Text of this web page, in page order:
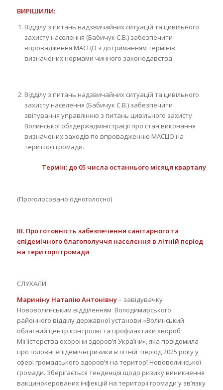
ВИРІШИЛИ:
Відділу з питань надзвичайних ситуацій та цивільного
захисту населення (Бабичук С.В.) забезпечити
впровадження МАСЦО з дотриманням термінів
визначених нормами чинного законодавства.
Відділу з питань надзвичайних ситуацій та цивільного
захисту населення (Бабичук С.В.) забезпечити
звітування управлінню з питань цивільного захисту
Волинської облдержадміністрації про стан виконання
визначених заходів по впровадженню МАСЦО на
території громади.
Термін: до 05 числа останнього місяця кварталу
(Проголосовано одноголосно)
III. Про готовність забезпечення санітарного та
епідемічного благополуччя населення в літній період
на території громади
CЛУХАЛИ:
Мариніну Наталію Антонівну– завідувачку
Нововолинським відділенням Володимирського
районного відділу державної установи «Волинський
обласний центр контролю та профілактики хвороб
Міністерства охорони здоров’я України», яка повідомила
про головні епідемічні ризики в літній період 2025 року у
сфері громадського здоров’я на територї Нововолинської
громади. Зберігається тенденція щодо ризику виникнення
вакцинокерованих інфекцій на території громади у зв’язку